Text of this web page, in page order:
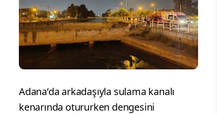
Adana’da arkadaşıyla sulama kanalı
kenarında otururken dengesini